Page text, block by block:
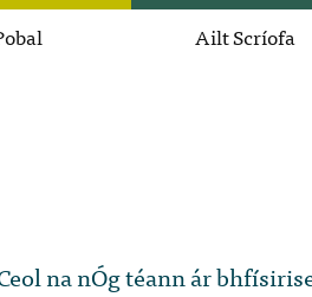
Ailt Scríofa
na nÓg téann ár